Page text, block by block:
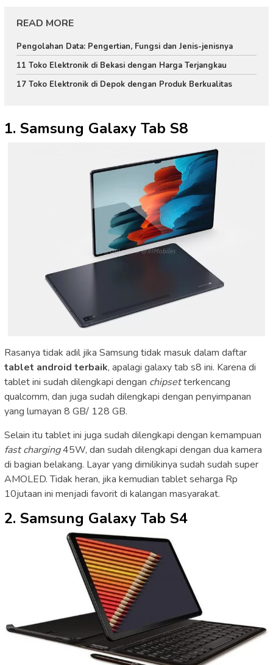
READ MORE
Pengolahan Data: Pengertian, Fungsi dan Jenis-jenisnya
11 Toko Elektronik di Bekasi dengan Harga Terjangkau
17 Toko Elektronik di Depok dengan Produk Berkualitas
1. Samsung Galaxy Tab S8
Rasanya tidak adil jika Samsung tidak masuk dalam daftar
tablet android terbaik, apalagi galaxy tab s8 ini. Karena di
tablet ini sudah dilengkapi dengan chipsetterkencang
qualcomm, dan juga sudah dilengkapi dengan penyimpanan
yang lumayan 8 GB/ 128 GB.
Selain itu tablet ini juga sudah dilengkapi dengan kemampuan
fast charging45W, dan sudah dilengkapi dengan dua kamera
di bagian belakang. Layar yang dimilikinya sudah sudah super
AMOLED. Tidak heran, jika kemudian tablet seharga Rp
10jutaan ini menjadi favorit di kalangan masyarakat.
2. Samsung Galaxy Tab S4